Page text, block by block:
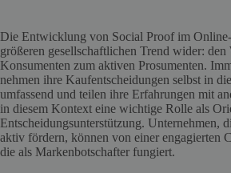
Die Entwicklung von Social Proof im
größeren gesellschaftlichen Trend wider: den
Konsumenten zum aktiven Prosumenten.
nehmen ihre Kaufentscheidungen selbst in
umfassend und teilen ihre Erfahrungen mit
in diesem Kontext eine wichtige Rolle als
Entscheidungsunterstützung. Unternehmen,
aktiv fördern, können von einer engagierten
die als Markenbotschafter fungiert.